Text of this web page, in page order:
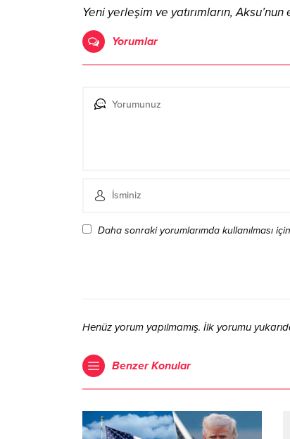
Yeni yerleşim ve yatırımların,
Yorumlar
Daha sonraki yorumlarımda kullanılması
Henüz yorum yapılmamış. İlk yorumu
Benzer Konular